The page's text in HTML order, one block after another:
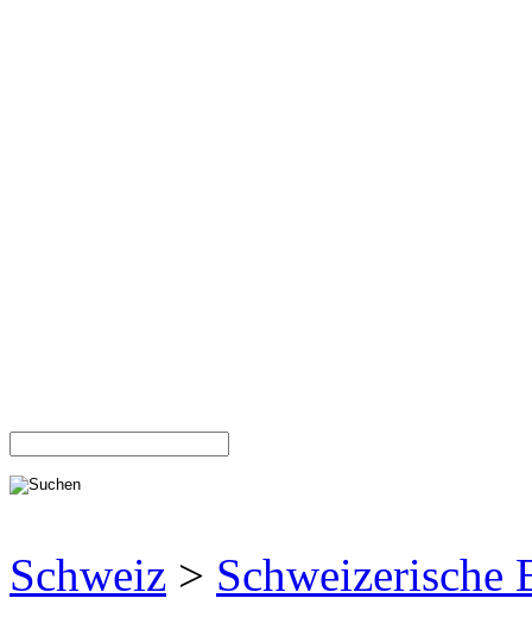
Schweiz > Schweizerische